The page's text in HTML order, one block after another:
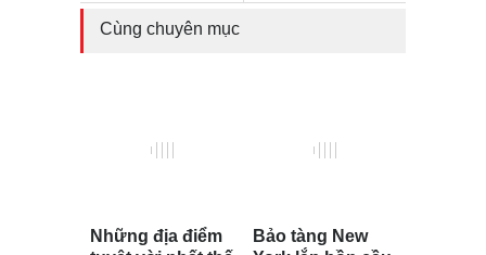
Cùng chuyên mục
Những địa điểm
Bảo tàng New